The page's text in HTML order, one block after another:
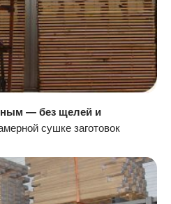
— без щелей и
сушке заготовок